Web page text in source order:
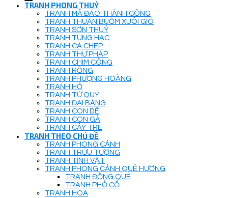
TRANH PHONG THUỶ
TRANH MÃ ĐÁO THÀNH CÔNG
TRANH THUẬN BUỒM XUÔI GIÓ
TRANH SƠN THUỶ
TRANH TÙNG HẠC
TRANH CÁ CHÉP
TRANH THƯ PHÁP
TRANH CHIM CÔNG
TRANH RỒNG
TRANH PHƯỢNG HOÀNG
TRANH HỔ
TRANH TỨ QUÝ
TRANH ĐẠI BÀNG
TRANH CON DÊ
TRANH CON GÀ
TRANH CÂY TRE
TRANH THEO CHỦ ĐỀ
TRANH PHONG CẢNH
TRANH TRỪU TƯỢNG
TRANH TĨNH VẬT
TRANH PHONG CẢNH QUÊ HƯƠNG
TRANH ĐỒNG QUÊ
TRANH PHỐ CỔ
TRANH HOA